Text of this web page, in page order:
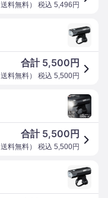
送料無料） 税込 5,496 円
合計 5,500 円
送料無料） 税込 5,500円
合計 5,500 円
送料無料） 税込 5,500円